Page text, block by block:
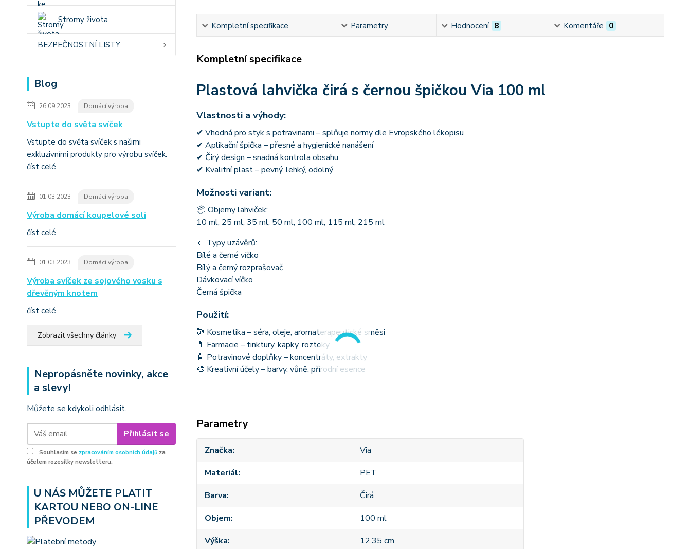
Stromy života
BEZPEČNOSTNÍ LISTY
Blog
26.09.2023 Domácí výroba
Vstupte do světa svíček
Vstupte do světa svíček s našimi
exkluzivními produkty pro výrobu svíček.
číst celé
01.03.2023 Domácí výroba
Výroba domácí koupelové soli
číst celé
01.03.2023 Domácí výroba
Výroba svíček ze sojového vosku s
dřevěným knotem
číst celé
Zobrazit všechny články
Nepropásněte novinky, akce
a slevy!
Můžete se kdykoli odhlásit.
Přihlásit se
Souhlasím se zpracováním osobních údajů za
účelem rozesílky newsletteru.
U NÁS MŮŽETE PLATIT
KARTOU NEBO ON-LINE
PŘEVODEM
Kompletní specifikace Parametry Hodnocení 8 Komentáře 0
Kompletní specifikace
Plastová lahvička čirá s černou špičkou Via 100 ml
Vlastnosti a výhody:
✔ Vhodná pro styk s potravinami – splňuje normy dle Evropského lékopisu
✔ Aplikační špička – přesné a hygienické nanášení
✔ Čirý design – snadná kontrola obsahu
✔ Kvalitní plast – pevný, lehký, odolný
Možnosti variant:
📦 Objemy lahviček:
10 ml, 25 ml, 35 ml, 50 ml, 100 ml, 115 ml, 215 ml
🔹 Typy uzávěrů:
Bílé a černé víčko
Bílý a černý rozprašovač
Dávkovací víčko
Černá špička
Použití:
💆 Kosmetika – séra, oleje, aromaterapeutické směsi
💊 Farmacie – tinktury, kapky, roztoky
🧴 Potravinové doplňky – koncentráty, extrakty
🎨 Kreativní účely – barvy, vůně, přírodní esence
Parametry
Značka
Via
Materiál
PET
Barva
Čirá
Objem
100 ml
Výška
12,35 cm